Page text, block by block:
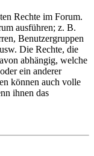
Rechte im Forum.
ausführen; z. B.
Benutzergruppen
Die Rechte, die
abhängig, welche
ein anderer
können auch volle
ihnen das